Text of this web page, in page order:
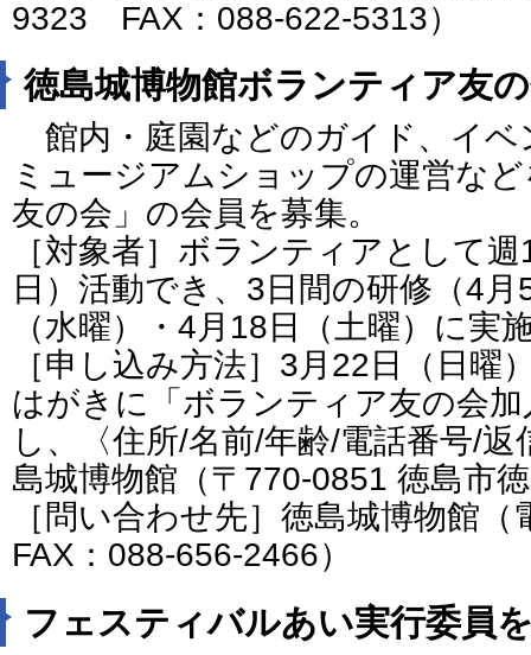
9323 FAX：088-622-5313）
徳島城博物館ボランティア友
館内・庭園などのガイド、イベ
ミュージアムショップの運営な
友の会」の会員を募集。
［対象者］ボランティアとして
日）活動でき、3日間の研修（4
（水曜）・4月18日（土曜）に実
［申し込み方法］3月22日（日曜
はがきに「ボランティア友の会
し、〈住所/名前/年齢/電話番号/
島城博物館（〒770-0851 徳島市
［問い合わせ先］徳島城博物館
FAX：088-656-2466）
フェスティバルあい実行委員